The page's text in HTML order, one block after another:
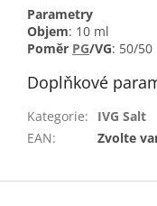
Parametry
Objem: 10 ml
Poměr PG/VG: 50/50
Doplňkové
Kategorie:
IVG Salt
EAN: Zvolte
Z